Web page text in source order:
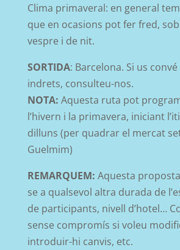
Clima primaveral: en general
que en ocasions pot fer fred,
vespre i de nit.
SORTIDA: Barcelona. Si us
indrets, consulteu-nos.
NOTA: Aquesta ruta pot
l’hivern i la primavera, iniciant
dilluns (per quadrar el mercat
Guelmim)
REMARQUEM: Aquesta
se a qualsevol altra durada de
de participants, nivell d’hotel…
sense compromís si voleu
introduir-hi canvis, etc.